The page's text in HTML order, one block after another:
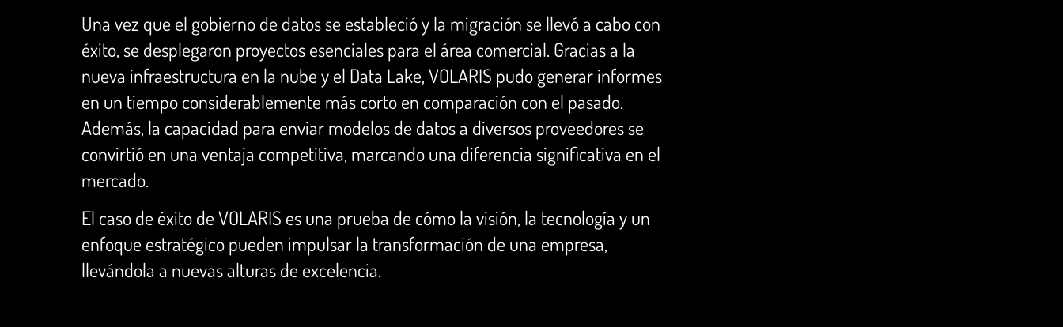
Una vez que el gobierno de datos se estableció y la migración se llevó a cabo con
éxito, se desplegaron proyectos esenciales para el área comercial. Gracias a la
nueva infraestructura en la nube y el Data Lake, VOLARIS pudo generar informes
en un tiempo considerablemente más corto en comparación con el pasado.
Además, la capacidad para enviar modelos de datos a diversos proveedores se
convirtió en una ventaja competitiva, marcando una diferencia significativa en el
mercado.
El caso de éxito de VOLARIS es una prueba de cómo la visión, la tecnología y un
enfoque estratégico pueden impulsar la transformación de una empresa,
llevándola a nuevas alturas de excelencia.